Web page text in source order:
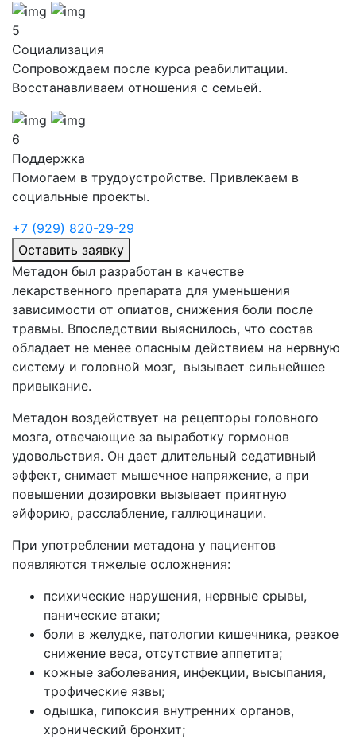
5
Социализация
Сопровождаем после курса реабилитации.
Восстанавливаем отношения с семьей.
6
Поддержка
Помогаем в трудоустройстве. Привлекаем в
социальные проекты.
+7 (929) 820-29-29
Оставить заявку
Метадон был разработан в качестве
лекарственного препарата для уменьшения
зависимости от опиатов, снижения боли после
травмы. Впоследствии выяснилось, что состав
обладает не менее опасным действием на нервную
систему и головной мозг, вызывает сильнейшее
привыкание.
Метадон воздействует на рецепторы головного
мозга, отвечающие за выработку гормонов
удовольствия. Он дает длительный седативный
эффект, снимает мышечное напряжение, а при
повышении дозировки вызывает приятную
эйфорию, расслабление, галлюцинации.
При употреблении метадона у пациентов
появляются тяжелые осложнения:
психические нарушения, нервные срывы,
панические атаки;
боли в желудке, патологии кишечника, резкое
снижение веса, отсутствие аппетита;
кожные заболевания, инфекции, высыпания,
трофические язвы;
одышка, гипоксия внутренних органов,
хронический бронхит;